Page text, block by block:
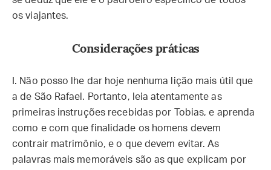
os viajantes.
Considerações práticas
I. Não posso lhe dar hoje nenhuma lição mais útil que
a de São Rafael. Portanto, leia atentamente as
primeiras instruções recebidas por Tobias, e aprenda
como e com que finalidade os homens devem
contrair matrimônio, e o que devem evitar. As
palavras mais memoráveis são as que explicam por